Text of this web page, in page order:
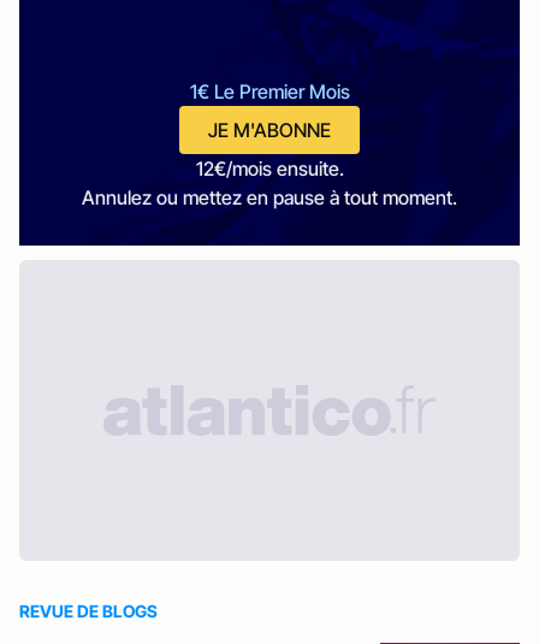
1€ Le Premier Mois
JE M'ABONNE
12€/mois ensuite.
Annulez ou mettez en pause à tout moment.
REVUE DE BLOGS